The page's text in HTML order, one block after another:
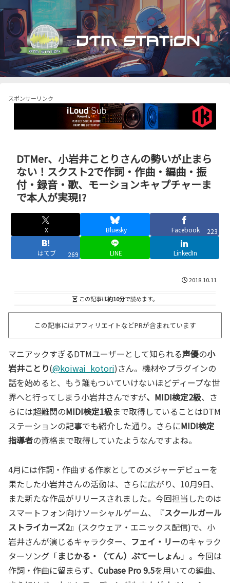
スポンサーリンク
DTMer、小岩井ことりさんの勢いが止まら
ない！スクスト2で作詞・作曲・編曲・振
付・録音・歌、モーションキャプチャーま
で本人が実現!?
X Bluesky Facebook 223
はてブ 269 LINE LinkedIn
2018.10.11
この記事は約10分で読めます。
この記事にはアフィリエイトなどPRが含まれています
マニアックすぎるDTMユーザーとして知られる声優の小
岩井ことり(@koiwai_kotori)さん。機材やプラグインの
話を始めると、もう誰もついていけないほどディープな世
界へと行ってしまう小岩井さんですが、MIDI検定2級、さ
らには超難関のMIDI検定1級まで取得していることはDTM
ステーションの記事でも紹介した通り。さらにMIDI検定
指導者の資格まで取得していたようなんですよね。
4月には作詞・作曲する作家としてのメジャーデビューを
果たした小岩井さんの活動は、さらに広がり、10月9日、
また新たな作品がリリースされました。今回担当したのは
スマートフォン向けソーシャルゲーム、『スクールガール
ストライカーズ2』(スクウェア・エニックス配信)で、小
岩井さんが演じるキャラクター、 フェイ・リーのキャラク
ターソング「まじかる・（てん）ぷてーしょん」。今回は
作詞・作曲に留まらず、 Cubase Pro 9.5を用いての編曲、